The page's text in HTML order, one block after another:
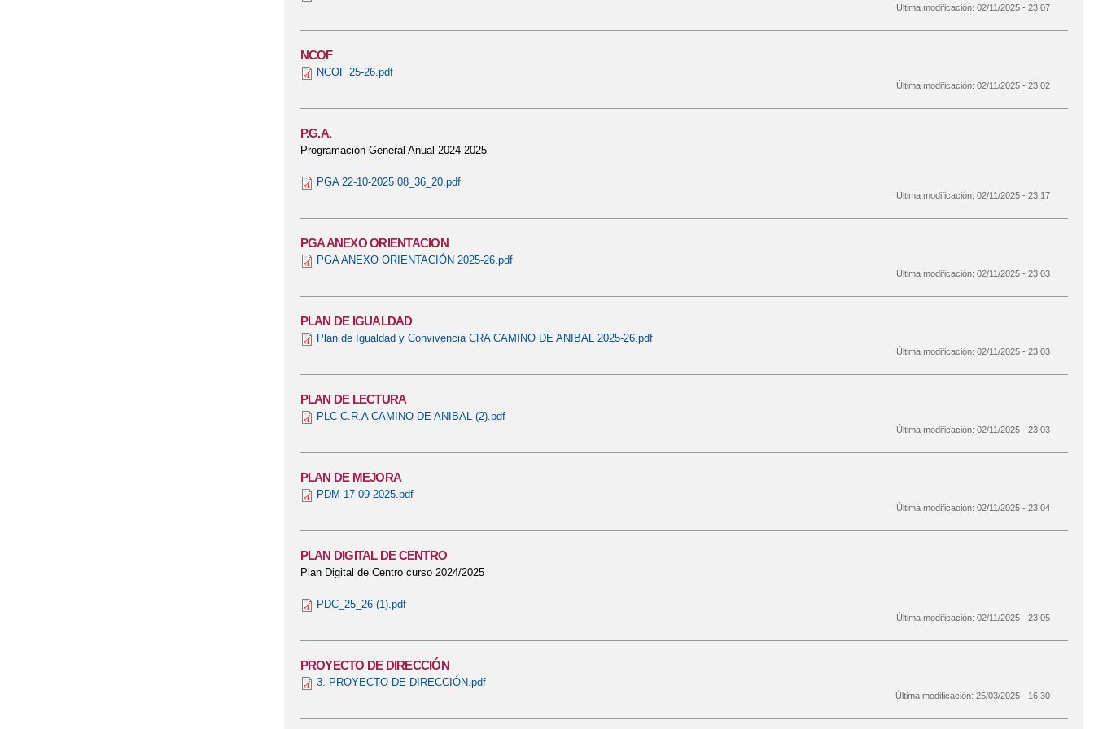
Última modificación:02/11/2025 - 23:07
NCOF
NCOF 25-26.pdf
Última modificación:02/11/2025 - 23:02
P.G.A.
Programación General Anual 2024-2025
PGA 22-10-2025 08_36_20.pdf
Última modificación:02/11/2025 - 23:17
PGA ANEXO ORIENTACION
PGA ANEXO ORIENTACIÓN 2025-26.pdf
Última modificación:02/11/2025 - 23:03
PLAN DE IGUALDAD
Plan de Igualdad y Convivencia CRA CAMINO DE ANIBAL 2025-26.pdf
Última modificación:02/11/2025 - 23:03
PLAN DE LECTURA
PLC C.R.A CAMINO DE ANIBAL (2).pdf
Última modificación:02/11/2025 - 23:03
PLAN DE MEJORA
PDM 17-09-2025.pdf
Última modificación:02/11/2025 - 23:04
PLAN DIGITAL DE CENTRO
Plan Digital de Centro curso 2024/2025
PDC_25_26 (1).pdf
Última modificación:02/11/2025 - 23:05
PROYECTO DE DIRECCIÓN
3. PROYECTO DE DIRECCIÓN.pdf
Última modificación:25/03/2025 - 16:30